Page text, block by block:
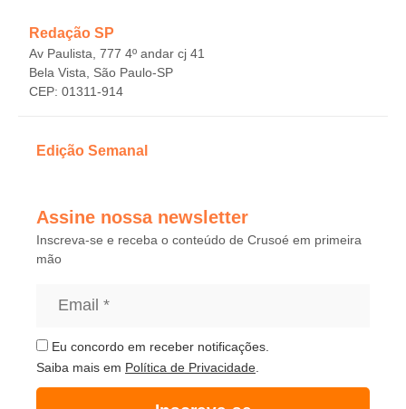
Redação SP
Av Paulista, 777 4º andar cj 41
Bela Vista, São Paulo-SP
CEP: 01311-914
Edição Semanal
Assine nossa newsletter
Inscreva-se e receba o conteúdo de Crusoé em primeira
mão
Eu concordo em receber notificações.
Saiba mais em Política de Privacidade